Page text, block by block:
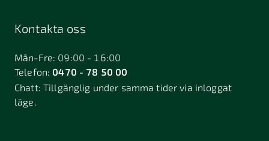
Kontakta oss
Mån-Fre: 09:00 - 16:00
Telefon:0470 - 78 50 00
Chatt:Tillgänglig under samma tider via inloggat
läge.